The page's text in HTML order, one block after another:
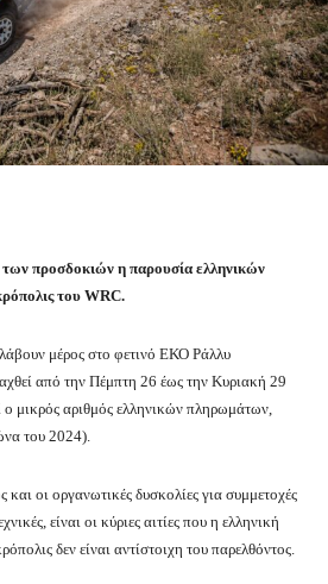
προσδοκιών η παρουσία ελληνικών
του WRC.
μέρος στο φετινό ΕΚΟ Ράλλυ
από την Πέμπτη 26 έως την Κυριακή 29
μικρός αριθμός ελληνικών πληρωμάτων,
του 2024).
οι οργανωτικές δυσκολίες για συμμετοχές
είναι οι κύριες αιτίες που η ελληνική
δεν είναι αντίστοιχη του παρελθόντος.